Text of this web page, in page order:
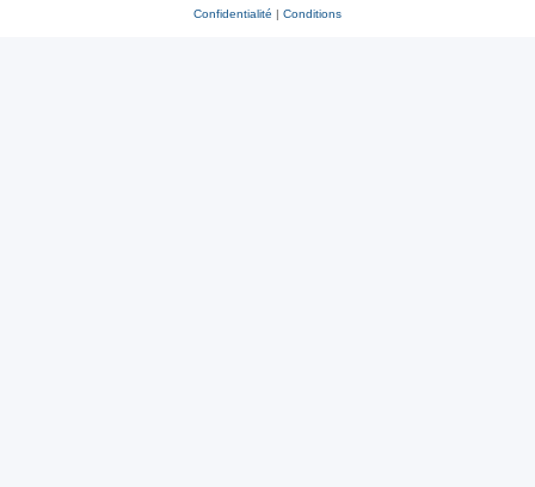
Confidentialité | Conditions